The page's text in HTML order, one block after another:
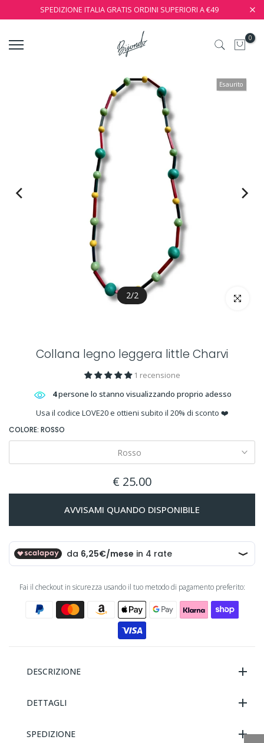
SPEDIZIONE ITALIA GRATIS ORDINI SUPERIORI A €49
0
2/2
Esaurito
clicca per
Collana legno leggera little Charvi
1 recensione
4persone lo stanno visualizzando proprio adesso
Usa il codice LOVE20 e ottieni subito il 20% di sconto ❤️
COLORE: ROSSO
Rosso
€ 25.00
AVVISAMI QUANDO DISPONIBILE
Fai il checkout in sicurezza usando il tuo metodo di pagamento preferito:
DESCRIZIONE
DETTAGLI
SPEDIZIONE